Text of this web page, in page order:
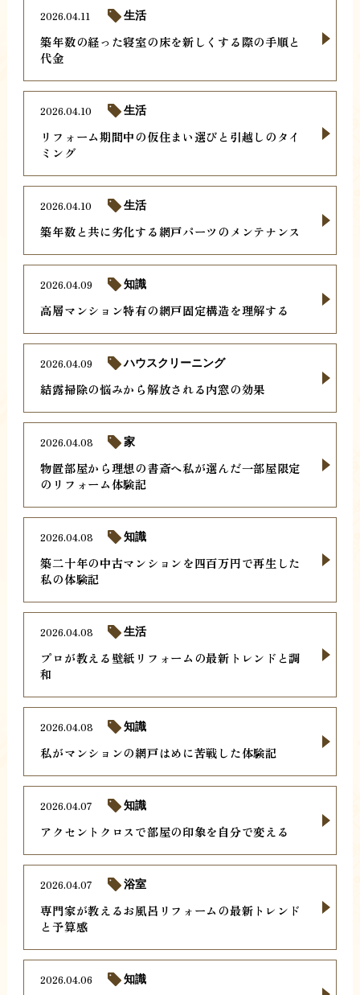
築年数の経った寝室の床を新しくする際の手順と
代金
2026.04.11 生活
リフォーム期間中の仮住まい選びと引越しのタイ
ミング
2026.04.10 生活
築年数と共に劣化する網戸パーツのメンテナンス
2026.04.10 生活
高層マンション特有の網戸固定構造を理解する
2026.04.09 知識
結露掃除の悩みから解放される内窓の効果
2026.04.09 ハウスクリーニング
物置部屋から理想の書斎へ私が選んだ一部屋限定
のリフォーム体験記
2026.04.08 家
築二十年の中古マンションを四百万円で再生した
私の体験記
2026.04.08 知識
プロが教える壁紙リフォームの最新トレンドと調
和
2026.04.08 生活
私がマンションの網戸はめに苦戦した体験記
2026.04.08 知識
アクセントクロスで部屋の印象を自分で変える
2026.04.07 知識
専門家が教えるお風呂リフォームの最新トレンド
と予算感
2026.04.07 浴室
2026.04.06 知識